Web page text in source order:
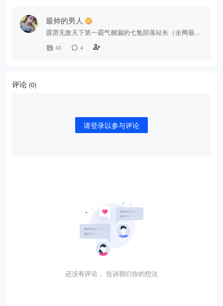
最帅的男人
霹雳无敌天下第一霸气侧漏的七氪部落站长（全网最帅
的男人没有之一）
43 4
评论 (0)
请登录以参与评论
还没有评论， 告诉我们你的想法